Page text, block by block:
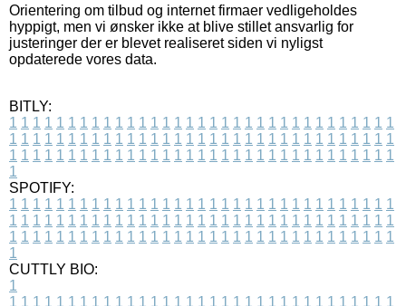
Orientering om tilbud og internet firmaer vedligeholdes
hyppigt, men vi ønsker ikke at blive stillet ansvarlig for
justeringer der er blevet realiseret siden vi nyligst
opdaterede vores data.
BITLY:
1 1 1 1 1 1 1 1 1 1 1 1 1 1 1 1 1 1 1 1 1 1 1 1 1 1 1 1 1 1 1 1 1
1 1 1 1 1 1 1 1 1 1 1 1 1 1 1 1 1 1 1 1 1 1 1 1 1 1 1 1 1 1 1 1 1
1 1 1 1 1 1 1 1 1 1 1 1 1 1 1 1 1 1 1 1 1 1 1 1 1 1 1 1 1 1 1 1 1
1
SPOTIFY:
1 1 1 1 1 1 1 1 1 1 1 1 1 1 1 1 1 1 1 1 1 1 1 1 1 1 1 1 1 1 1 1 1
1 1 1 1 1 1 1 1 1 1 1 1 1 1 1 1 1 1 1 1 1 1 1 1 1 1 1 1 1 1 1 1 1
1 1 1 1 1 1 1 1 1 1 1 1 1 1 1 1 1 1 1 1 1 1 1 1 1 1 1 1 1 1 1 1 1
1
CUTTLY BIO:
1
1 1 1 1 1 1 1 1 1 1 1 1 1 1 1 1 1 1 1 1 1 1 1 1 1 1 1 1 1 1 1 1 1